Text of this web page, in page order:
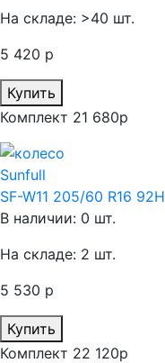
На складе: >40 шт.
5 420 р
Купить
Комплект 21 680р
Sunfull
SF-W11 205/60 R16 92H
В наличии: 0 шт.
На складе: 2 шт.
5 530 р
Купить
Комплект 22 120р